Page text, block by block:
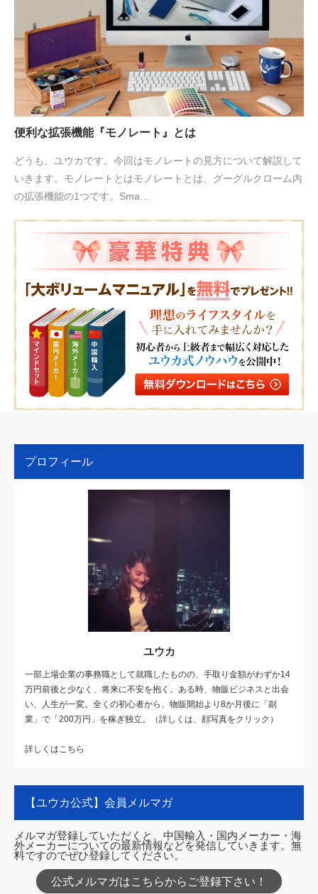
便利な拡張機能『モノレート』とは
どうも、ユウカです。今回はモノレートの見方について解説して
いきます。モノレートとはモノレートとは、グーグルクローム内
の拡張機能の1つです。Sma…
プロフィール
ユウカ
一部上場企業の事務職として就職したものの、手取り金額がわずか14
万円前後と少なく、将来に不安を抱く。ある時、物販ビジネスと出会
い、人生が一変。全くの初心者から、物販開始より8か月後に「副
業」で「200万円」を稼ぎ独立。（詳しくは、顔写真をクリック）
詳しくはこちら
【ユウカ公式】会員メルマガ
メルマガ登録していただくと、中国輸入・国内メーカー・海
外メーカーについての最新情報などを発信していきます。無
料ですのでぜひ登録してください。
公式メルマガはこちらからご登録下さい！